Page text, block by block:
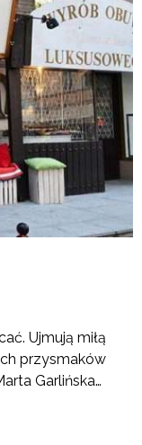
Ujmują miłą
przysmaków
Garlińska…